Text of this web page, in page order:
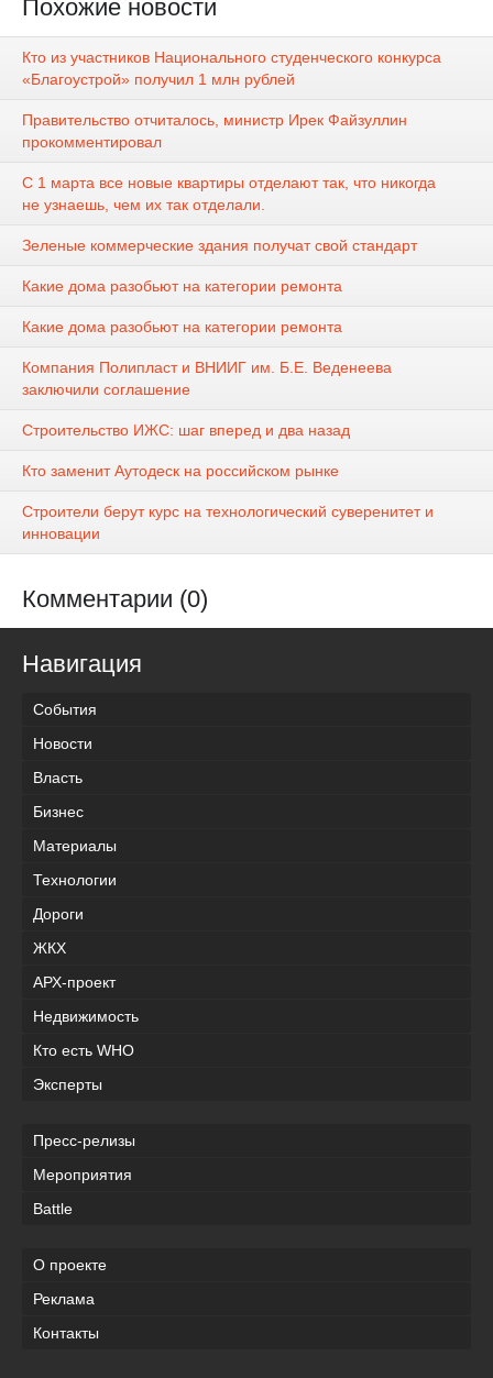
Похожие новости
Кто из участников Национального студенческого конкурса
«Благоустрой» получил 1 млн рублей
Правительство отчиталось, министр Ирек Файзуллин
прокомментировал
С 1 марта все новые квартиры отделают так, что никогда
не узнаешь, чем их так отделали.
Зеленые коммерческие здания получат свой стандарт
Какие дома разобьют на категории ремонта
Какие дома разобьют на категории ремонта
Компания Полипласт и ВНИИГ им. Б.Е. Веденеева
заключили соглашение
Строительство ИЖС: шаг вперед и два назад
Кто заменит Аутодеск на российском рынке
Строители берут курс на технологический суверенитет и
инновации
Комментарии (0)
Навигация
События
Новости
Власть
Бизнес
Материалы
Технологии
Дороги
ЖКХ
АРХ-проект
Недвижимость
Кто есть WHO
Эксперты
Пресс-релизы
Мероприятия
Battle
О проекте
Реклама
Контакты